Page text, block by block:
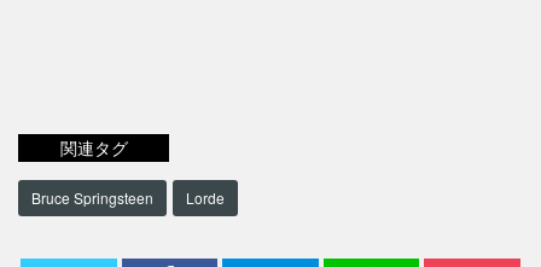
関連タグ
Bruce Springsteen Lorde